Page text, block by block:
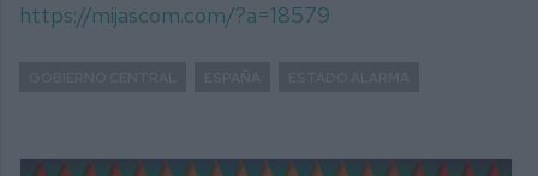
https://mijascom.com/?a=18579